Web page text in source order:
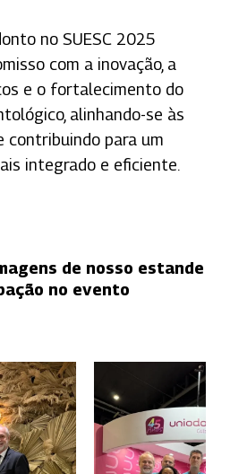
no SUESC 2025
com a inovação, a
e o fortalecimento do
alinhando-se às
contribuindo para um
integrado e eficiente.
de nosso estande
no evento